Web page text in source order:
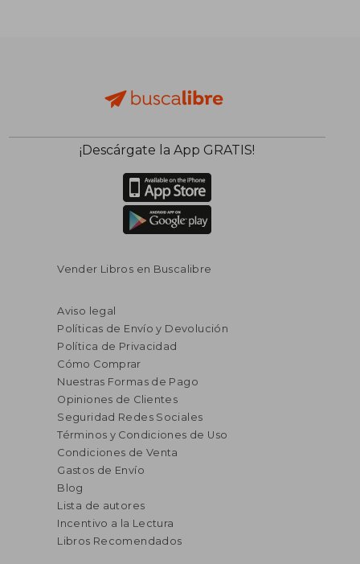
¡Descárgate la App GRATIS!
Vender Libros en Buscalibre
Aviso legal
Políticas de Envío y Devolución
Política de Privacidad
Cómo Comprar
Nuestras Formas de Pago
Opiniones de Clientes
Seguridad Redes Sociales
Términos y Condiciones de Uso
Condiciones de Venta
Gastos de Envío
Blog
Lista de autores
Incentivo a la Lectura
Libros Recomendados